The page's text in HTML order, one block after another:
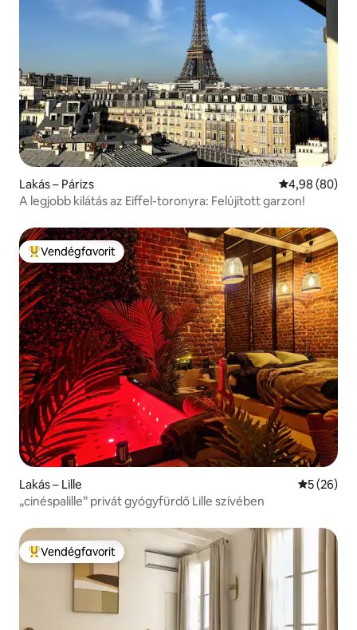
Lakás – Párizs Átlagos
4,98 (80)
A legjobb kilátás az Eiffel-toronyra: Felújított garzon!
Kiemelt vendégfavorit
Vendégfavorit
Lakás – Lille Átlagos
5 (26)
„cinéspalille” privát gyógyfürdő Lille szívében
Kiemelt vendégfavorit
Vendégfavorit